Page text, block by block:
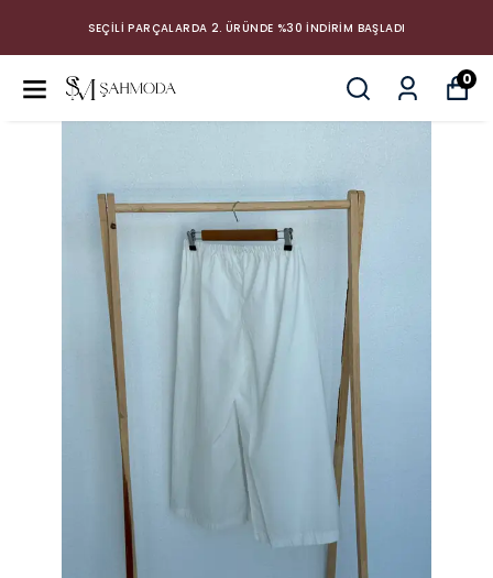
SEÇİLİ PARÇALARDA 2. ÜRÜNDE %30 İNDİRİM BAŞLADI
0